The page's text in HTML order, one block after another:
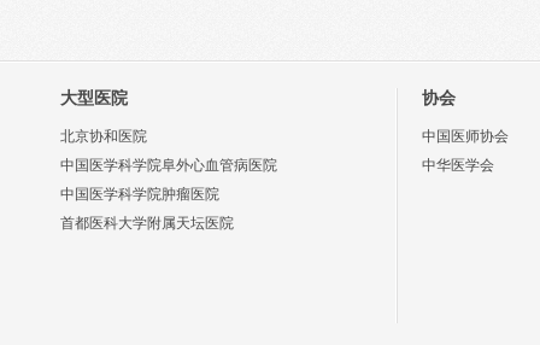
大型医院
北京协和医院
中国医学科学院阜外心血管病医院
中国医学科学院肿瘤医院
首都医科大学附属天坛医院
协会
中国医师协会
中华医学会